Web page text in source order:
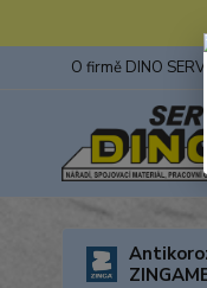
O firmě DINO